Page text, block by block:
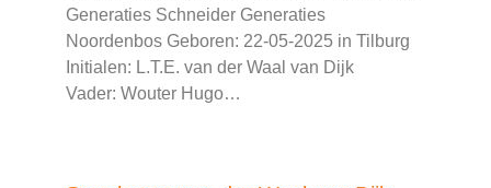
Generaties Schneider Generaties
Noordenbos Geboren: 22-05-2025 in Tilburg
Initialen: L.T.E. van der Waal van Dijk
Vader: Wouter Hugo…